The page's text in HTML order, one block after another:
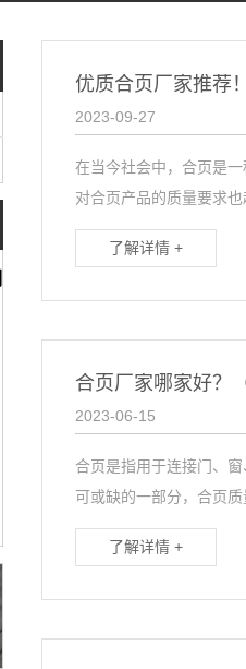
优质合页厂家推荐
2023-09-27
在当今社会中，合页是
对合页产品的质量要求
了解详情 +
合页厂家哪家好？
2023-06-15
合页是指用于连接门、
可或缺的一部分，合页
了解详情 +